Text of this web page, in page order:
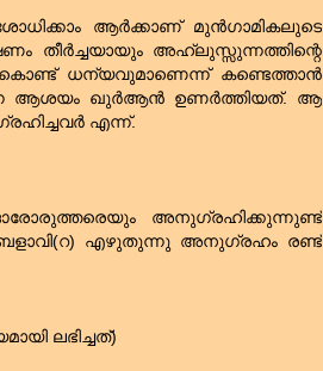
ആര്‍ക്കാണ്‌ മുന്‍ഗാമികലുടെ
തീര്‍ച്ചയായും അഹ്‌ലുസ്സുന്നത്തിന്റെ
ധന്യവുമാണെന്ന് കണ്ടെത്താന്‍
ആശയം ഖുര്‍ആന്‍ ഉണര്‍ത്തിയത്‌. ആ
എന്ന്.
അനുഗ്രഹിക്കുന്നുണ്ട്‌
എഴുതുന്നു അനുഗ്രഹം രണ്ട്‌
ലഭിച്ചത്‌)